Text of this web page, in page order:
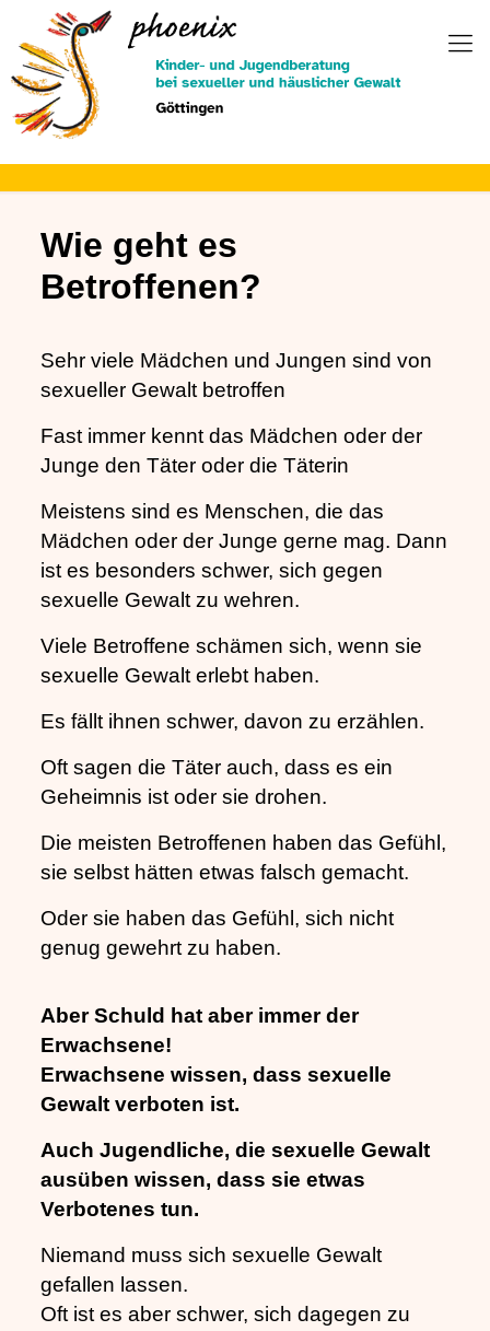
Inhalt
springen
Wie geht es
Betroffenen?
Sehr viele Mädchen und Jungen sind von
sexueller Gewalt betroffen
Fast immer kennt das Mädchen oder der
Junge den Täter oder die Täterin
Meistens sind es Menschen, die das
Mädchen oder der Junge gerne mag. Dann
ist es besonders schwer, sich gegen
sexuelle Gewalt zu wehren.
Viele Betroffene schämen sich, wenn sie
sexuelle Gewalt erlebt haben.
Es fällt ihnen schwer, davon zu erzählen.
Oft sagen die Täter auch, dass es ein
Geheimnis ist oder sie drohen.
Die meisten Betroffenen haben das Gefühl,
sie selbst hätten etwas falsch gemacht.
Oder sie haben das Gefühl, sich nicht
genug gewehrt zu haben.
Aber Schuld hat aber immer der
Erwachsene!
Erwachsene wissen, dass sexuelle
Gewalt verboten ist.
Auch Jugendliche, die sexuelle Gewalt
ausüben wissen, dass sie etwas
Verbotenes tun.
Niemand muss sich sexuelle Gewalt
gefallen lassen.
Oft ist es aber schwer, sich dagegen zu